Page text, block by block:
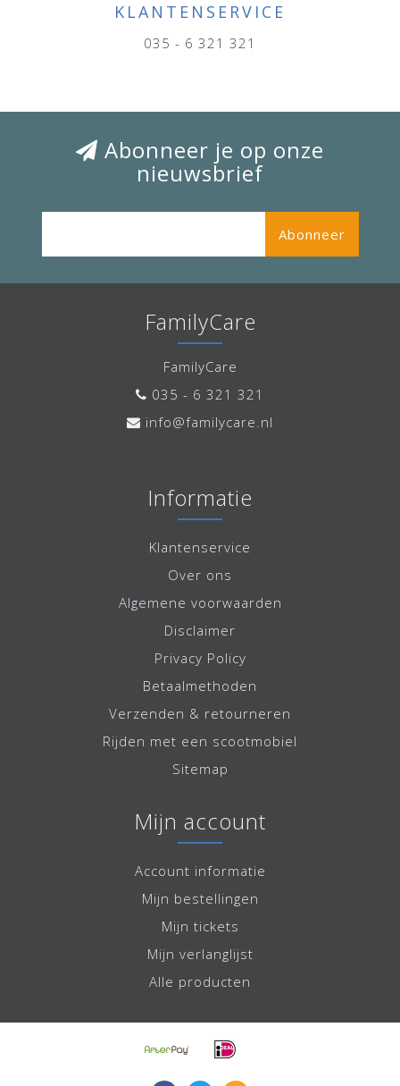
KLANTENSERVICE
035 - 6 321 321
Abonneer je op onze
nieuwsbrief
Abonneer
FamilyCare
FamilyCare
035 - 6 321 321
info@familycare.nl
Informatie
Klantenservice
Over ons
Algemene voorwaarden
Disclaimer
Privacy Policy
Betaalmethoden
Verzenden & retourneren
Rijden met een scootmobiel
Sitemap
Mijn account
Account informatie
Mijn bestellingen
Mijn tickets
Mijn verlanglijst
Alle producten